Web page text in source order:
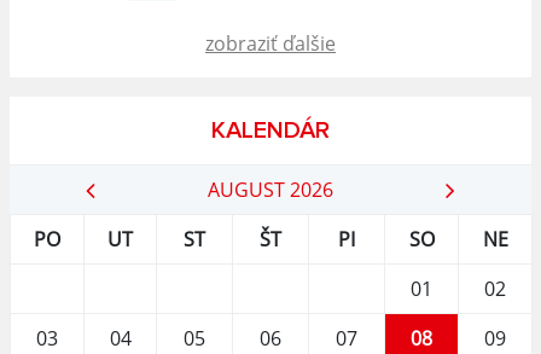
zobraziť ďalšie
KALENDÁR
AUGUST 2026
PO
UT ST ŠT PI SO
NE
01
02
03
04 05 06 07 08
09